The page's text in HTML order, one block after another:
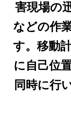
害現場の
などの作
す。 移動
に自己位
同時に行